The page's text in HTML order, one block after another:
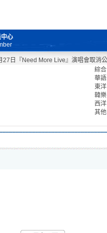
心
日『Need More Live』演唱會取消公告
綜合
華語
東洋
韓樂
西洋
其他